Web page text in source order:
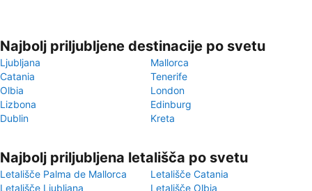
Najbolj priljubljene destinacije po svetu
Ljubljana
Mallorca
Catania
Tenerife
Olbia
London
Lizbona
Edinburg
Dublin
Kreta
Najbolj priljubljena letališča po svetu
Letališče Palma de Mallorca
Letališče Catania
Letališče Ljubljana
Letališče Olbia